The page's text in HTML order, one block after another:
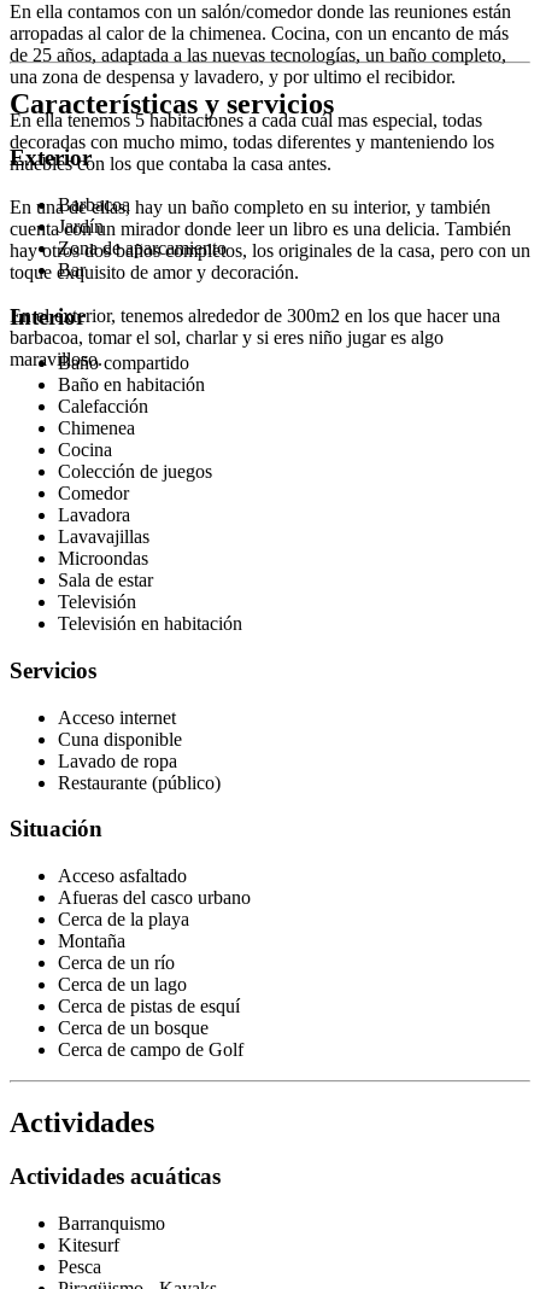
En ella contamos con un salón/comedor donde las reuniones están
arropadas al calor de la chimenea. Cocina, con un encanto de más
de 25 años, adaptada a las nuevas tecnologías, un baño completo,
una zona de despensa y lavadero, y por ultimo el recibidor.
En ella tenemos 5 habitaciones a cada cuál mas especial, todas
decoradas con mucho mimo, todas diferentes y manteniendo los
muebles con los que contaba la casa antes.
En una de ellas, hay un baño completo en su interior, y también
cuenta con un mirador donde leer un libro es una delicia. También
hay otros dos baños completos, los originales de la casa, pero con un
toque exquisito de amor y decoración.
En el exterior, tenemos alrededor de 300m2 en los que hacer una
barbacoa, tomar el sol, charlar y si eres niño jugar es algo
maravilloso.
Características y servicios
Exterior
Barbacoa
Jardín
Zona de aparcamiento
Bar
Interior
Baño compartido
Baño en habitación
Calefacción
Chimenea
Cocina
Colección de juegos
Comedor
Lavadora
Lavavajillas
Microondas
Sala de estar
Televisión
Televisión en habitación
Servicios
Acceso internet
Cuna disponible
Lavado de ropa
Restaurante (público)
Situación
Acceso asfaltado
Afueras del casco urbano
Cerca de la playa
Montaña
Cerca de un río
Cerca de un lago
Cerca de pistas de esquí
Cerca de un bosque
Cerca de campo de Golf
Actividades
Actividades acuáticas
Barranquismo
Kitesurf
Pesca